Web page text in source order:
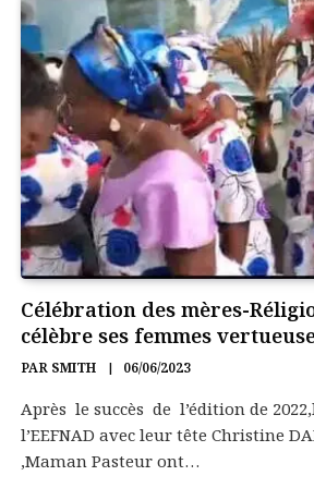
Célébration des mères-
célèbre ses femmes
PAR SMITH 06/06/2023
Après le succès de l’édition de
l’EEFNAD avec leur tête Christine
,Maman Pasteur ont…